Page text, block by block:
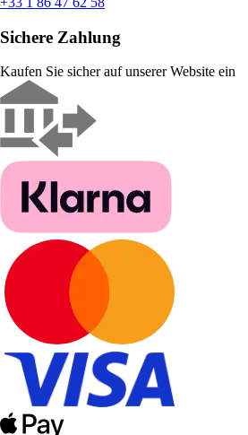
Sichere Zahlung
Kaufen Sie sicher auf unserer Website ein